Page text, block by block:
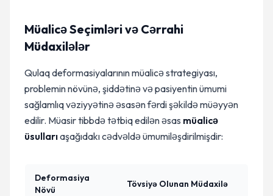
Müalicə Seçimləri və Cərrahi
Müdaxilələr
Qulaq deformasiyalarının müalicə strategiyası,
problemin növünə, şiddətinə və pasiyentin ümumi
sağlamlıq vəziyyətinə əsasən fərdi şəkildə müəyyən
edilir. Müasir tibbdə tətbiq edilən əsas müalicə
üsullarıaşağıdakı cədvəldə ümumiləşdirilmişdir:
Deformasiya
Növü
Tövsiyə Olunan Müdaxilə